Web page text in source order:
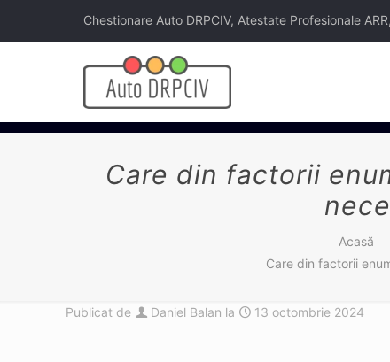
Chestionare Auto DRPCIV, Atestate Profesionale
Care din factorii
Acasă
Care din factorii
Publicat de Daniel Balan la 13 octombrie 2024